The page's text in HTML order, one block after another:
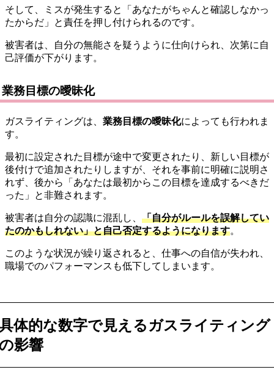
そして、ミスが発生すると「あなたがちゃんと確認しなかっ
たからだ」と責任を押し付けられるのです。
被害者は、自分の無能さを疑うように仕向けられ、次第に自
己評価が下がります。
業務目標の曖昧化
ガスライティングは、 業務目標の曖昧化によっても行われま
す。
最初に設定された目標が途中で変更されたり、新しい目標が
後付けで追加されたりしますが、それを事前に明確に説明さ
れず、後から「あなたは最初からこの目標を達成するべきだ
った」と非難されます。
被害者は自分の認識に混乱し、 「自分がルールを誤解してい
たのかもしれない」と自己否定するようになります。
このような状況が繰り返されると、仕事への自信が失われ、
職場でのパフォーマンスも低下してしまいます。
体的な数字で見えるガスライティング
影響